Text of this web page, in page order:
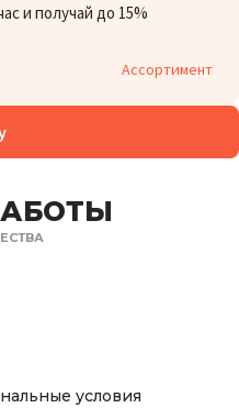
и получай до 15%
Ассортимент
условия